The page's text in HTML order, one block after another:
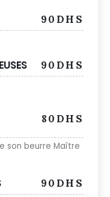
90DHS
90DHS
80DHS
son beurre Maître
90DHS